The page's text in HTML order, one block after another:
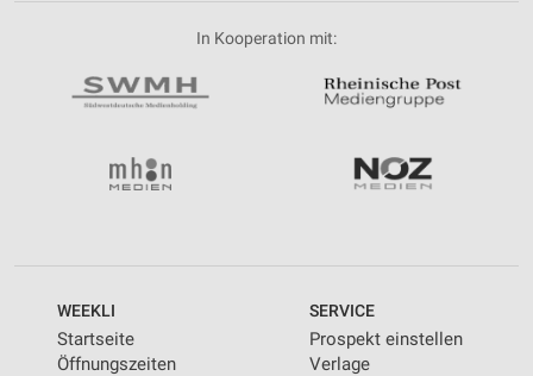
In Kooperation mit:
WEEKLI
Startseite
Öffnungszeiten
SERVICE
Prospekt einstellen
Verlage